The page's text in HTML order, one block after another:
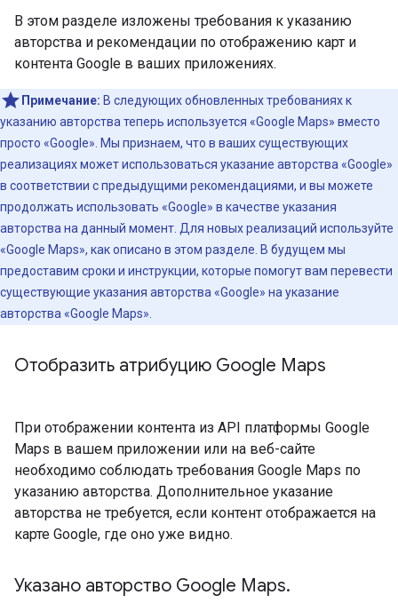
В этом разделе изложены требования к указанию
авторства и рекомендации по отображению карт и
контента Google в ваших приложениях.
Примечание: В следующих обновленных требованиях к
указанию авторства теперь используется «Google Maps» вместо
просто «Google». Мы признаем, что в ваших существующих
реализациях может использоваться указание авторства «Google»
в соответствии с предыдущими рекомендациями, и вы можете
продолжать использовать «Google» в качестве указания
авторства на данный момент. Для новых реализаций используйте
«Google Maps», как описано в этом разделе. В будущем мы
предоставим сроки и инструкции, которые помогут вам перевести
существующие указания авторства «Google» на указание
авторства «Google Maps».
Отобразить атрибуцию Google Maps
При отображении контента из API платформы Google
Maps в вашем приложении или на веб-сайте
необходимо соблюдать требования Google Maps по
указанию авторства. Дополнительное указание
авторства не требуется, если контент отображается на
карте Google, где оно уже видно.
Указано авторство Google Maps.